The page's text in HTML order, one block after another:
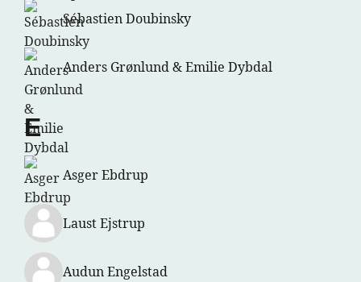
Sébastien Doubinsky
Anders Grønlund & Emilie Dybdal
E
Asger Ebdrup
Laust Ejstrup
Audun Engelstad